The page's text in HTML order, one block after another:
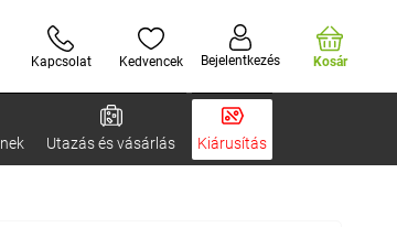
Kapcsolat Kedvencek Bejelentkezés Kosár
Utazás és vásárlás Kiárusítás